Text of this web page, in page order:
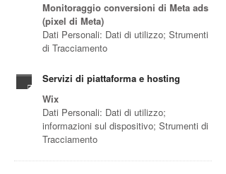
Monitoraggio conversioni di Meta ads
(pixel di Meta)
Dati Personali: Dati di utilizzo; Strumenti
di Tracciamento
Servizi di piattaforma e hosting
Wix
Dati Personali: Dati di utilizzo;
informazioni sul dispositivo; Strumenti di
Tracciamento